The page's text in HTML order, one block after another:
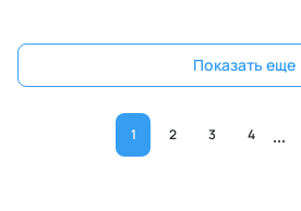
Показать еще
1 2 3 4